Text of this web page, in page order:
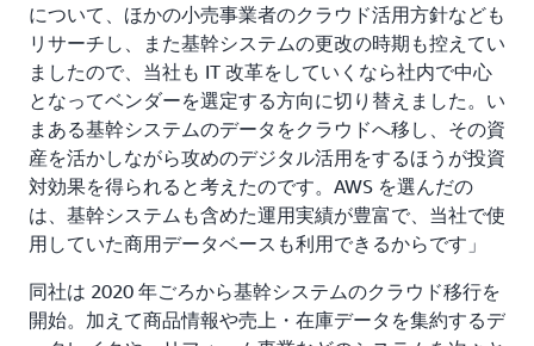
について、ほかの小売事業者のクラウド活用方針なども
リサーチし、また基幹システムの更改の時期も控えてい
ましたので、当社も IT 改革をしていくなら社内で中心
となってベンダーを選定する方向に切り替えました。い
まある基幹システムのデータをクラウドへ移し、その資
産を活かしながら攻めのデジタル活用をするほうが投資
対効果を得られると考えたのです。AWS を選んだの
は、基幹システムも含めた運用実績が豊富で、当社で使
用していた商用データベースも利用できるからです」
同社は 2020 年ごろから基幹システムのクラウド移行を
開始。加えて商品情報や売上・在庫データを集約するデ